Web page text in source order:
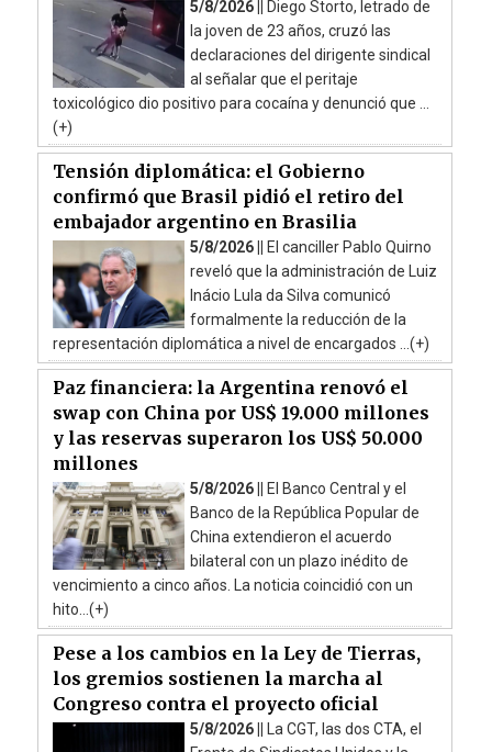
5/8/2026 ||
Diego Storto, letrado de
la joven de 23 años, cruzó las
declaraciones del dirigente sindical
al señalar que el peritaje
toxicológico dio positivo para cocaína y denunció que ...
(+)
Tensión diplomática: el Gobierno
confirmó que Brasil pidió el retiro del
embajador argentino en Brasilia
5/8/2026 ||
El canciller Pablo Quirno
reveló que la administración de Luiz
Inácio Lula da Silva comunicó
formalmente la reducción de la
representación diplomática a nivel de encargados ...(+)
Paz financiera: la Argentina renovó el
swap con China por US$ 19.000 millones
y las reservas superaron los US$ 50.000
millones
5/8/2026 ||
El Banco Central y el
Banco de la República Popular de
China extendieron el acuerdo
bilateral con un plazo inédito de
vencimiento a cinco años. La noticia coincidió con un
hito...(+)
Pese a los cambios en la Ley de Tierras,
los gremios sostienen la marcha al
Congreso contra el proyecto oficial
5/8/2026 ||
La CGT, las dos CTA, el